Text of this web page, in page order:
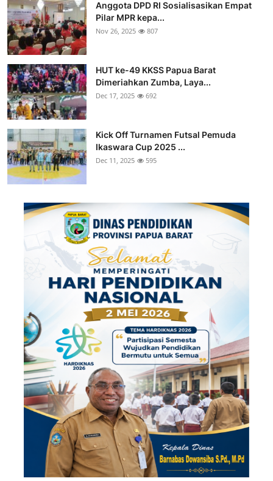
Anggota DPD RI Sosialisasikan Empat
Pilar MPR kepa...
Nov 26, 2025 807
HUT ke-49 KKSS Papua Barat
Dimeriahkan Zumba, Laya...
Dec 17, 2025 692
Kick Off Turnamen Futsal Pemuda
Ikaswara Cup 2025 ...
Dec 11, 2025 595